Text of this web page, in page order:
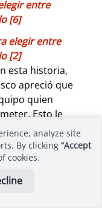
entre
[6]
elegir entre
[2]
esta historia,
apreció que
quien
Esto le
tenía que
productos. –Yo
–dijo
Aquí está mi
analyze site
By clicking “Accept
cookies.